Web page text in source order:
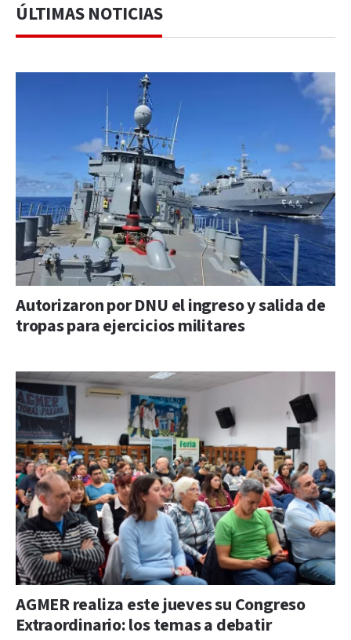
ÚLTIMAS NOTICIAS
Autorizaron por DNU el ingreso y salida de
tropas para ejercicios militares
AGMER realiza este jueves su Congreso
Extraordinario: los temas a debatir